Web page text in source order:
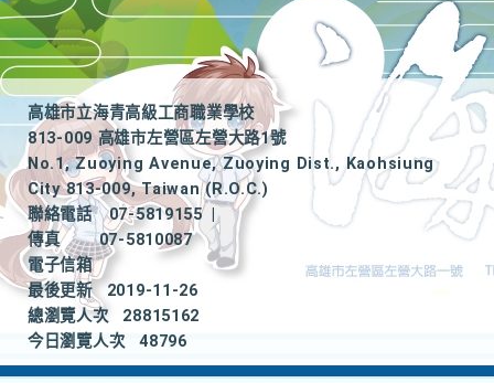
高雄市立海青高級工商職業學校
813-009 高雄市左營區左營大路1號
No.1, Zuoying Avenue, Zuoying Dist., Kaohsiung
City 813-009, Taiwan (R.O.C.)
聯絡電話
07-5819155
|
傳真
07-5810087
電子信箱
最後更新
2019-11-26
總瀏覽人次
28815162
今日瀏覽人次
48796